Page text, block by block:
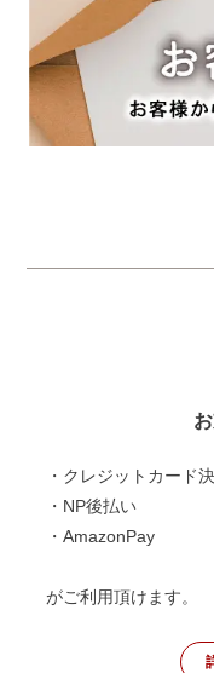
・クレジットカード
・NP後払い
・AmazonPay
がご利用頂けます。